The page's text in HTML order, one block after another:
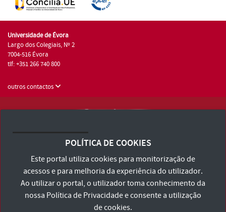
Universidade de Évora
Largo dos Colegiais, Nº 2
7004-516 Évora
tlf: +351 266 740 800
outros contactos
Consulte os Termos e Condições e Política de Privacidade
Declaração de Acessibilidade
POLÍTICA DE COOKIES
Este portal utiliza cookies para monitorização de
acessos e para melhoria da experiência do utilizador.
Ao utilizar o portal, o utilizador toma conhecimento da
nossa Política de Privacidadee consente a utilização
de cookies.